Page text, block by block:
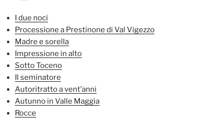
I due noci
Processione a Prestinone di Val Vigezzo
Madre e sorella
Impressione in alto
Sotto Toceno
Il seminatore
Autoritratto a vent’anni
Autunno in Valle Maggia
Rocce